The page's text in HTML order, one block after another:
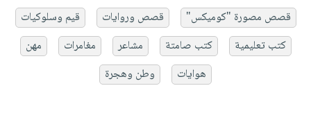
قصص مصورة "كوميكس"
قصص وروايات
قيم وسلوكيات
كتب تعليمية
كتب صامتة مشاعر مغامرات
مهن
هوايات
وطن وهجرة